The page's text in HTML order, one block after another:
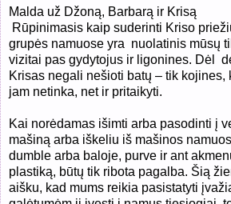
Malda už Džoną, Barbarą ir Krisą
Rūpinimasis kaip suderinti Kriso
grupės namuose yra nuolatinis mūsų
vizitai pas gydytojus ir ligonines. Dėl
Krisas negali nešioti batų – tik kojines,
jam netinka, net ir pritaikyti.
Kai norėdamas išimti arba pasodinti į
mašiną arba iškeliu iš mašinos
dumble arba baloje, purve ir ant
plastiką, būtų tik ribota pagalba. Šią
aišku, kad mums reikia pasistatyti